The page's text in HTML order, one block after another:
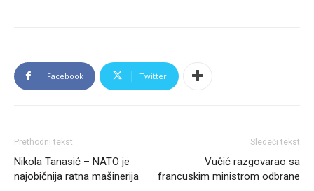
Facebook Twitter
Prethodni tekst
Nikola Tanasić – NATO je
najobičnija ratna mašinerija
Sledeći tekst
Vučić razgovarao sa
francuskim ministrom odbrane